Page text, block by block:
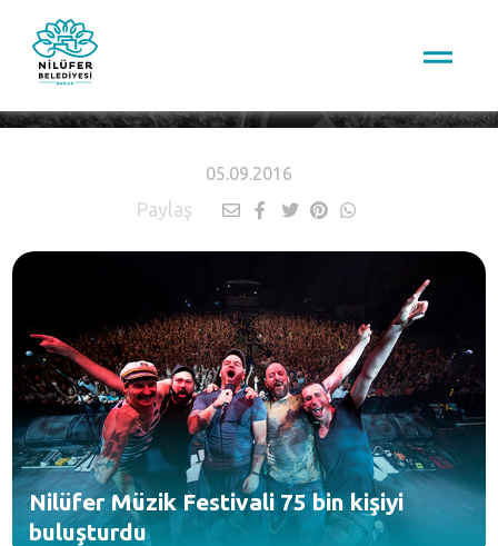
05.09.2016
Paylaş
Nilüfer Müzik Festivali 75 bin kişiyi
buluşturdu